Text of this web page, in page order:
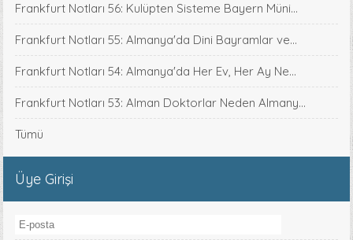
Frankfurt Notları 56: Kulüpten Sisteme Bayern Müni...
Frankfurt Notları 55: Almanya'da Dini Bayramlar ve...
Frankfurt Notları 54: Almanya'da Her Ev, Her Ay Ne...
Frankfurt Notları 53: Alman Doktorlar Neden Almany...
Tümü
Üye Girişi